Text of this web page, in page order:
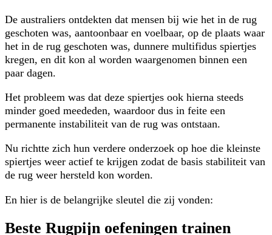
De australiers ontdekten dat mensen bij wie het in de rug
geschoten was, aantoonbaar en voelbaar, op de plaats waar
het in de rug geschoten was, dunnere multifidus spiertjes
kregen, en dit kon al worden waargenomen binnen een
paar dagen.
Het probleem was dat deze spiertjes ook hierna steeds
minder goed meededen, waardoor dus in feite een
permanente instabiliteit van de rug was ontstaan.
Nu richtte zich hun verdere onderzoek op hoe die kleinste
spiertjes weer actief te krijgen zodat de basis stabiliteit van
de rug weer hersteld kon worden.
En hier is de belangrijke sleutel die zij vonden:
Beste Rugpijn oefeningen trainen